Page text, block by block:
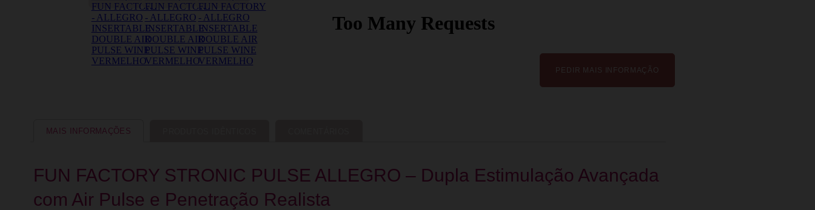
PEDIR MAIS INFORMAÇÃO
MAIS INFORMAÇÕES
FUN FACTORY STRONIC PULSE ALLEGRO – Dupla Estimulação Avançada
com Air Pulse e Penetração Realista